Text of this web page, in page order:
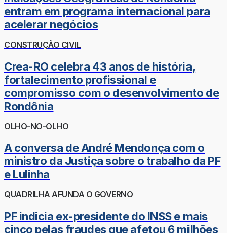
entram em programa internacional para
acelerar negócios
CONSTRUÇÃO CIVIL
Crea-RO celebra 43 anos de história,
fortalecimento profissional e
compromisso com o desenvolvimento de
Rondônia
OLHO-NO-OLHO
A conversa de André Mendonça com o
ministro da Justiça sobre o trabalho da PF
e Lulinha
QUADRILHA AFUNDA O GOVERNO
PF indicia ex-presidente do INSS e mais
cinco pelas fraudes que afetou 6 milhões